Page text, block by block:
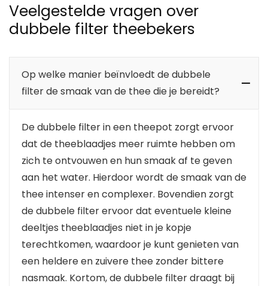
Veelgestelde vragen over
dubbele filter theebekers
Op welke manier beïnvloedt de dubbele
filter de smaak van de thee die je bereidt?
De dubbele filter in een theepot zorgt ervoor
dat de theeblaadjes meer ruimte hebben om
zich te ontvouwen en hun smaak af te geven
aan het water. Hierdoor wordt de smaak van de
thee intenser en complexer. Bovendien zorgt
de dubbele filter ervoor dat eventuele kleine
deeltjes theeblaadjes niet in je kopje
terechtkomen, waardoor je kunt genieten van
een heldere en zuivere thee zonder bittere
nasmaak. Kortom, de dubbele filter draagt bij